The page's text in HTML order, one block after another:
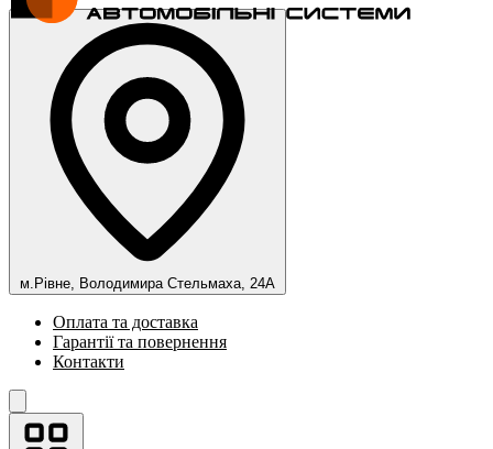
м.Рівне, Володимира Стельмаха, 24А
Оплата та доставка
Гарантії та повернення
Контакти